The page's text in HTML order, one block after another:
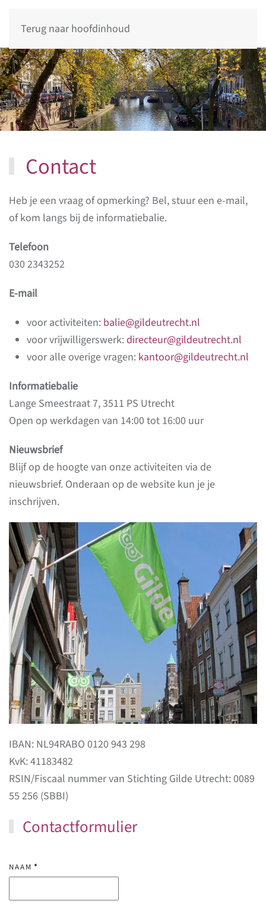
Terug naar hoofdinhoud
Contact
​Heb je een vraag of opmerking? Bel, stuur een e-mail,
of kom langs bij de informatiebalie.
Telefoon
030 2343252
E-mail
voor activiteiten: balie@gildeutrecht.nl
voor vrijwilligerswerk:directeur@gildeutrecht.nl
voor alle overige vragen: kantoor@gildeutrecht.nl
Informatiebalie
Lange Smeestraat 7, 3511 PS Utrecht
Open op werkdagen van 14:00 tot 16:00 uur
Nieuwsbrief
Blijf op de hoogte van onze activiteiten via de
nieuwsbrief. Onderaan op de website kun je je
inschrijven.
IBAN: NL94RABO 0120 943 298
KvK: 41183482
RSIN/Fiscaal nummer van Stichting Gilde Utrecht: 0089
55 256 (SBBI)
Contactformulier
NAAM *